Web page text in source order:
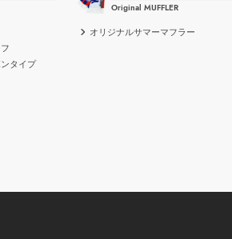
タイプ
Original MUFFLER
オリジナルサマーマフラー